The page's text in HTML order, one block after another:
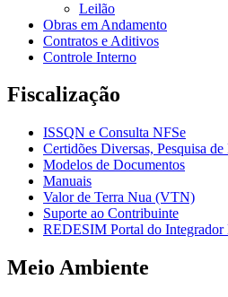
Leilão
Obras em Andamento
Contratos e Aditivos
Controle Interno
Fiscalização
ISSQN e Consulta NFSe
Certidões Diversas, Pesquisa
Modelos de Documentos
Manuais
Valor de Terra Nua (VTN)
Suporte ao Contribuinte
REDESIM Portal do Integrador
Meio Ambiente